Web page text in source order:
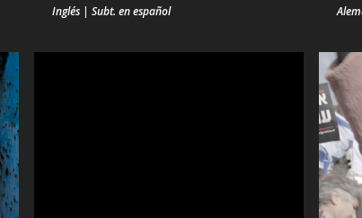
Inglés | Subt. en español
llega BUGONIA, un explosivo thriller
a la
DJ
del
un
de
la